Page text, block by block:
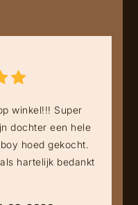
winkel!!! Super
dochter een hele
hoed gekocht.
hartelijk bedankt